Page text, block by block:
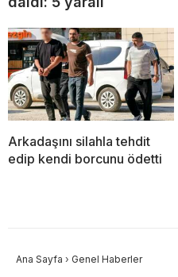
Arkadaşını silahla tehdit
edip kendi borcunu ödetti
Ana Sayfa › Genel Haberler